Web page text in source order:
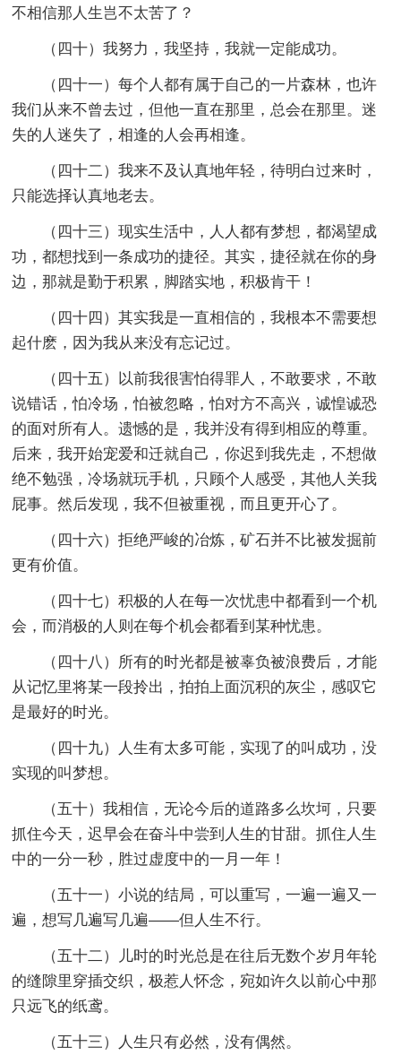
不相信那人生岂不太苦了？
（四十）我努力，我坚持，我就一定能成功。
（四十一）每个人都有属于自己的一片森林，也许
我们从来不曾去过，但他一直在那里，总会在那里。迷
失的人迷失了，相逢的人会再相逢。
（四十二）我来不及认真地年轻，待明白过来时，
只能选择认真地老去。
（四十三）现实生活中，人人都有梦想，都渴望成
功，都想找到一条成功的捷径。其实，捷径就在你的身
边，那就是勤于积累，脚踏实地，积极肯干！
（四十四）其实我是一直相信的，我根本不需要想
起什麽，因为我从来没有忘记过。
（四十五）以前我很害怕得罪人，不敢要求，不敢
说错话，怕冷场，怕被忽略，怕对方不高兴，诚惶诚恐
的面对所有人。遗憾的是，我并没有得到相应的尊重。
后来，我开始宠爱和迁就自己，你迟到我先走，不想做
绝不勉强，冷场就玩手机，只顾个人感受，其他人关我
屁事。然后发现，我不但被重视，而且更开心了。
（四十六）拒绝严峻的冶炼，矿石并不比被发掘前
更有价值。
（四十七）积极的人在每一次忧患中都看到一个机
会，而消极的人则在每个机会都看到某种忧患。
（四十八）所有的时光都是被辜负被浪费后，才能
从记忆里将某一段拎出，拍拍上面沉积的灰尘，感叹它
是最好的时光。
（四十九）人生有太多可能，实现了的叫成功，没
实现的叫梦想。
（五十）我相信，无论今后的道路多么坎坷，只要
抓住今天，迟早会在奋斗中尝到人生的甘甜。抓住人生
中的一分一秒，胜过虚度中的一月一年！
（五十一）小说的结局，可以重写，一遍一遍又一
遍，想写几遍写几遍——但人生不行。
（五十二）儿时的时光总是在往后无数个岁月年轮
的缝隙里穿插交织，极惹人怀念，宛如许久以前心中那
只远飞的纸鸢。
（五十三）人生只有必然，没有偶然。